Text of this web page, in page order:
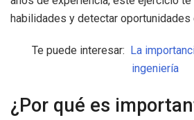
habilidades y detectar oportunidades
Te puede interesar: La
ingeniería
¿Por qué es